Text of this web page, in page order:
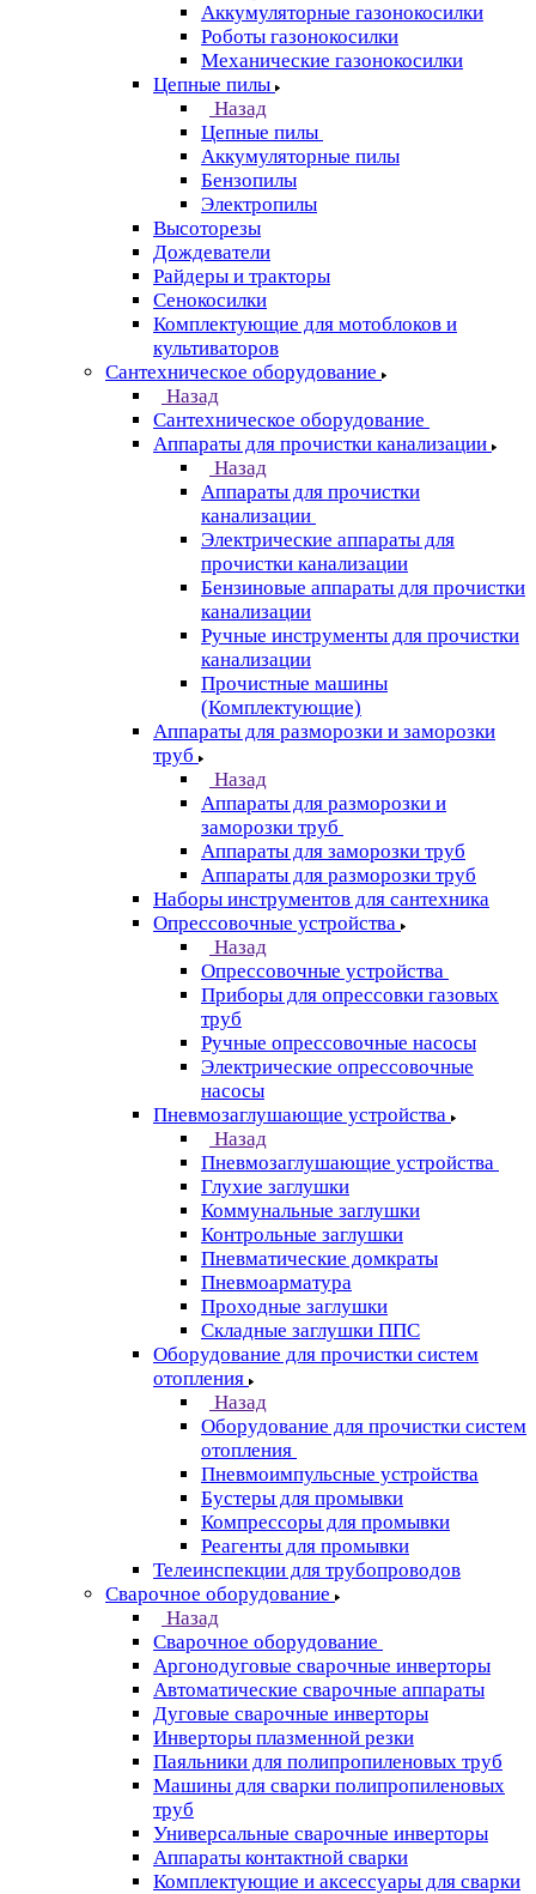
Аккумуляторные газонокосилки
Роботы газонокосилки
Механические газонокосилки
Цепные пилы
Назад
Цепные пилы
Аккумуляторные пилы
Бензопилы
Электропилы
Высоторезы
Дождеватели
Райдеры и тракторы
Сенокосилки
Комплектующие для мотоблоков и
культиваторов
Сантехническое оборудование
Назад
Сантехническое оборудование
Аппараты для прочистки канализации
Назад
Аппараты для прочистки
канализации
Электрические аппараты для
прочистки канализации
Бензиновые аппараты для прочистки
канализации
Ручные инструменты для прочистки
канализации
Прочистные машины
(Комплектующие)
Аппараты для разморозки и заморозки
труб
Назад
Аппараты для разморозки и
заморозки труб
Аппараты для заморозки труб
Аппараты для разморозки труб
Наборы инструментов для сантехника
Опрессовочные устройства
Назад
Опрессовочные устройства
Приборы для опрессовки газовых
труб
Ручные опрессовочные насосы
Электрические опрессовочные
насосы
Пневмозаглушающие устройства
Назад
Пневмозаглушающие устройства
Глухие заглушки
Коммунальные заглушки
Контрольные заглушки
Пневматические домкраты
Пневмоарматура
Проходные заглушки
Складные заглушки ППС
Оборудование для прочистки систем
отопления
Назад
Оборудование для прочистки систем
отопления
Пневмоимпульсные устройства
Бустеры для промывки
Компрессоры для промывки
Реагенты для промывки
Телеинспекции для трубопроводов
Сварочное оборудование
Назад
Сварочное оборудование
Аргонодуговые сварочные инверторы
Автоматические сварочные аппараты
Дуговые сварочные инверторы
Инверторы плазменной резки
Паяльники для полипропиленовых труб
Машины для сварки полипропиленовых
труб
Универсальные сварочные инверторы
Аппараты контактной сварки
Комплектующие и аксессуары для сварки